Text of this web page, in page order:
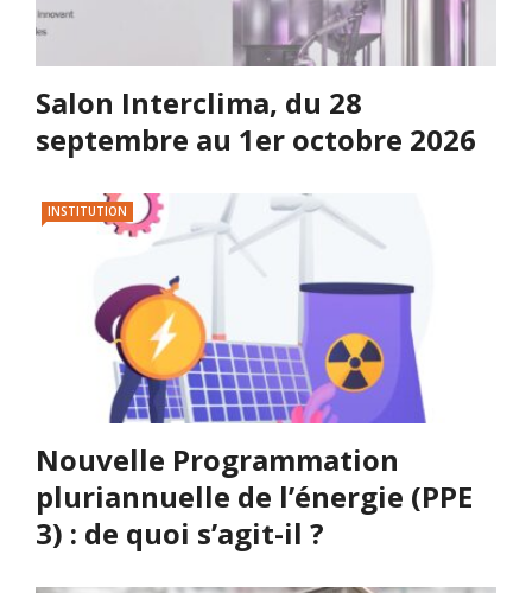
Salon Interclima, du 28
septembre au 1er octobre 2026
INSTITUTION
Nouvelle Programmation
pluriannuelle de l’énergie (PPE
3) : de quoi s’agit-il ?